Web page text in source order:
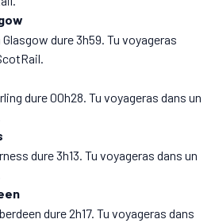
dure 3h59. Tu voyageras
dure 00h28. Tu voyageras dans un
dure 3h13. Tu voyageras dans un
dure 2h17. Tu voyageras dans